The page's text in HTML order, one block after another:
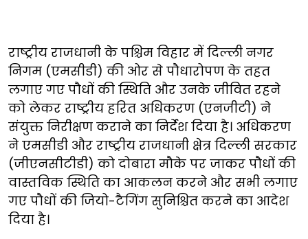
राष्ट्रीय राजधानी के पश्चिम विहार में दिल्ली नगर
निगम (एमसीडी) की ओर से पौधारोपण के तहत
लगाए गए पौधों की स्थिति और उनके जीवित रहने
को लेकर राष्ट्रीय हरित अधिकरण (एनजीटी) ने
संयुक्त निरीक्षण कराने का निर्देश दिया है। अधिकरण
ने एमसीडी और राष्ट्रीय राजधानी क्षेत्र दिल्ली सरकार
(जीएनसीटीडी) को दोबारा मौके पर जाकर पौधों की
वास्तविक स्थिति का आकलन करने और सभी लगाए
गए पौधों की जियो-टैगिंग सुनिश्चित करने का आदेश
दिया है।